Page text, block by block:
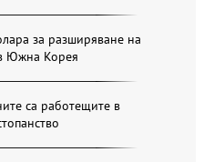
за разширяване на
Южна Корея
са работещите в